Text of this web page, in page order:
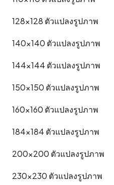
128x128 ตัวแปลงรูปภาพ
140x140 ตัวแปลงรูปภาพ
144x144 ตัวแปลงรูปภาพ
150x150 ตัวแปลงรูปภาพ
160x160 ตัวแปลงรูปภาพ
184x184 ตัวแปลงรูปภาพ
200x200 ตัวแปลงรูปภาพ
230x230 ตัวแปลงรูปภาพ